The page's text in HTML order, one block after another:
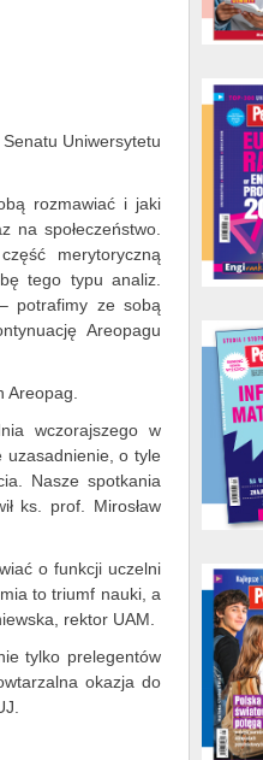
Uniwersytetu
rozmawiać i jaki
na społeczeństwo.
merytoryczną
tego typu analiz.
potrafimy ze sobą
Areopagu
Areopag.
wczorajszego w
uzasadnienie, o tyle
Nasze spotkania
ks. prof. Mirosław
o funkcji uczelni
to triumf nauki, a
rektor UAM.
tylko prelegentów
okazja do